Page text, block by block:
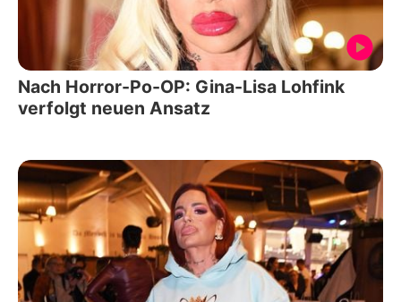
Nach Horror-Po-OP: Gina-Lisa Lohfink
verfolgt neuen Ansatz